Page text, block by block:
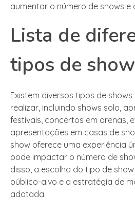
aumentar o número de shows e
Lista de
tipos de
Existem diversos tipos de
realizar, incluindo shows solo,
festivais, concertos em arenas,
apresentações em casas de
show oferece uma experiência
pode impactar o número de
disso, a escolha do tipo de
público-alvo e a estratégia de
adotada.